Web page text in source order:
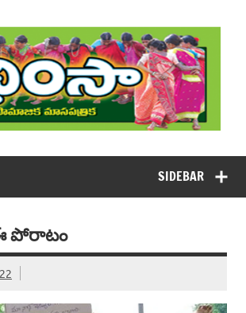
DHIMSA
SIDEBAR
పోరాటం